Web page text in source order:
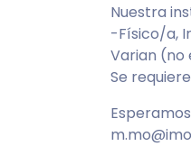
Nuestra
-Físico/a,
Varian (no
Se